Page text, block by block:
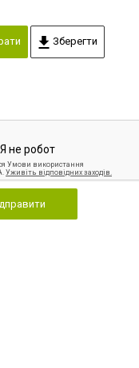
Зберегти